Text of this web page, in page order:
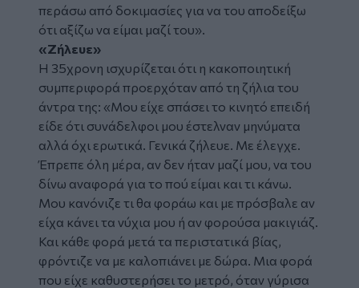
περάσω από δοκιμασίες για να του αποδείξω
ότι αξίζω να είμαι μαζί του».
«Ζήλευε»
Η 35χρονη ισχυρίζεται ότι η κακοποιητική
συμπεριφορά προερχόταν από τη ζήλια του
άντρα της: «Μου είχε σπάσει το κινητό επειδή
είδε ότι συνάδελφοι μου έστελναν μηνύματα
αλλά όχι ερωτικά. Γενικά ζήλευε. Με έλεγχε.
Έπρεπε όλη μέρα, αν δεν ήταν μαζί μου, να του
δίνω αναφορά για το πού είμαι και τι κάνω.
Μου κανόνιζε τι θα φοράω και με πρόσβαλε αν
είχα κάνει τα νύχια μου ή αν φορούσα μακιγιάζ.
Και κάθε φορά μετά τα περιστατικά βίας,
φρόντιζε να με καλοπιάνει με δώρα. Μια φορά
που είχε καθυστερήσει το μετρό, όταν γύρισα